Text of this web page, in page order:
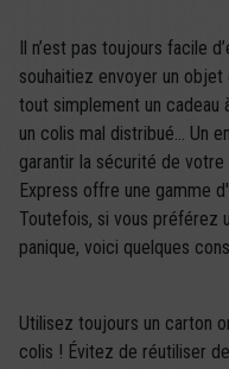
Il n’est pas toujours facile
souhaitiez envoyer un objet
tout simplement un cadeau
un colis mal distribué… Un
garantir la sécurité de
Express offre une gamme
Toutefois, si vous préférez
panique, voici quelques
Utilisez toujours un carton
colis ! Évitez de réutiliser